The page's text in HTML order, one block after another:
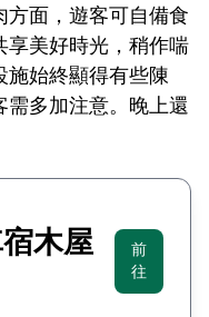
面，遊客可自備食
享美好時光，稍作喘
始終顯得有些陳
多加注意。晚上還
木屋
前
往